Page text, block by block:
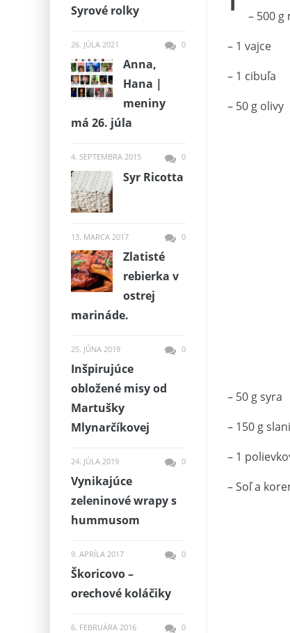
– 500
– 1 vajce
– 1 cibuľa
– 50 g olivy
– 50 g syra
– 150 g
– 1
– Soľ a
Syrové rolky
26. JÚLA 2021 0
Anna,
Hana |
meniny
má 26. júla
4. SEPTEMBRA 2015 0
Syr Ricotta
13. MARCA 2017 0
Zlatisté
rebierka v
ostrej
marináde.
25. JÚNA 2019 0
Inšpirujúce
obložené misy od
Martušky
Mlynarčíkovej
24. JÚLA 2019 0
Vynikajúce
zeleninové wrapy s
hummusom
9. APRÍLA 2017 0
Škoricovo –
orechové koláčiky
6. FEBRUÁRA 2016 0